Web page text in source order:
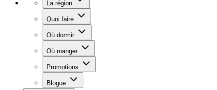
La région
Quoi faire
Où dormir
Où manger
Promotions
Blogue